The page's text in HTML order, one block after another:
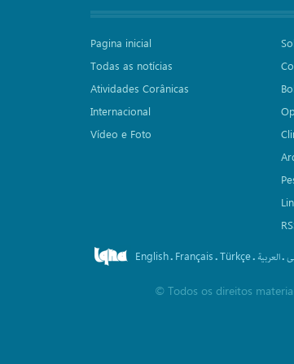
Pagina inicial
Todas as notícias
Atividades Corânicas
Internacional
Vídeo e Foto
English. Français.Türkçe. العربیة.
© Todos os direitos